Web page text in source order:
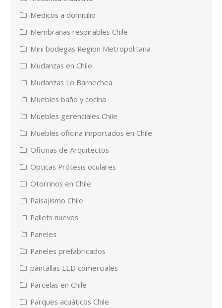
Medicos a domicilio
Membranas respirables Chile
Mini bodegas Region Metropolitana
Mudanzas en Chile
Mudanzas Lo Barnechea
Muebles baño y cocina
Muebles gerenciales Chile
Muebles oficina importados en Chile
Oficinas de Arquitectos
Opticas Prótesis oculares
Otorrinos en Chile
Paisajismo Chile
Pallets nuevos
Paneles
Paneles prefabricados
pantallas LED comerciales
Parcelas en Chile
Parques acuáticos Chile